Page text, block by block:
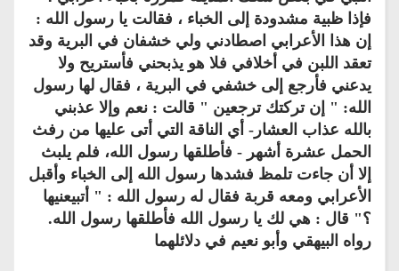
فإذا ظبية مشدودة إلى الخباء ، فقالت يا رسول الله :
إن هذا الأعرابي اصطادني ولي خشفان في البرية وقد
تعقد اللبن في أخلافي فلا هو يذبحني فأستريح ولا
يدعني فأرجع إلى خشفي في البرية ، فقال لها رسول
الله: " إن تركتك ترجعين " قالت : نعم وإلا عذبني
بالله عذاب العشار- أي الناقة التي أتى عليها من رفث
الحمل عشرة أشهر - فأطلقها رسول الله، فلم يلبث
إلا أن جاءت تلمظ فشدها رسول الله إلى الخباء وأقبل
الأعرابي ومعه قربة فقال له رسول الله : " أتبيعنيها
؟" قال : هي لك يا رسول الله فأطلقها رسول الله.
رواه البيهقي وأبو نعيم في دلائلهما